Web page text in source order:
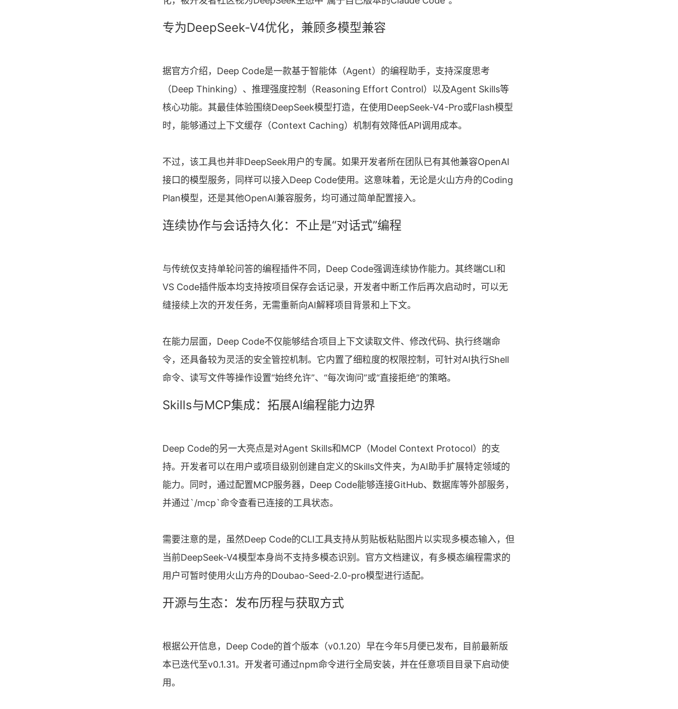
专为DeepSeek-V4优化，兼顾多模型兼容
据官方介绍，Deep Code是一款基于智能体（Agent）的编程助手，支持深度思考
（Deep Thinking）、推理强度控制（Reasoning Effort Control）以及Agent Skills等
核心功能。其最佳体验围绕DeepSeek模型打造，在使用DeepSeek-V4-Pro或Flash模型
时，能够通过上下文缓存（Context Caching）机制有效降低API调用成本。
不过，该工具也并非DeepSeek用户的专属。如果开发者所在团队已有其他兼容OpenAI
接口的模型服务，同样可以接入Deep Code使用。这意味着，无论是火山方舟的Coding
Plan模型，还是其他OpenAI兼容服务，均可通过简单配置接入。
连续协作与会话持久化：不止是“对话式”编程
与传统仅支持单轮问答的编程插件不同，Deep Code强调连续协作能力。其终端CLI和
VS Code插件版本均支持按项目保存会话记录，开发者中断工作后再次启动时，可以无
缝接续上次的开发任务，无需重新向AI解释项目背景和上下文。
在能力层面，Deep Code不仅能够结合项目上下文读取文件、修改代码、执行终端命
令，还具备较为灵活的安全管控机制。它内置了细粒度的权限控制，可针对AI执行Shell
命令、读写文件等操作设置“始终允许”、“每次询问”或“直接拒绝”的策略。
Skills与MCP集成：拓展AI编程能力边界
Deep Code的另一大亮点是对Agent Skills和MCP（Model Context Protocol）的支
持。开发者可以在用户或项目级别创建自定义的Skills文件夹，为AI助手扩展特定领域的
能力。同时，通过配置MCP服务器，Deep Code能够连接GitHub、数据库等外部服务，
并通过`/mcp`命令查看已连接的工具状态。
需要注意的是，虽然Deep Code的CLI工具支持从剪贴板粘贴图片以实现多模态输入，但
当前DeepSeek-V4模型本身尚不支持多模态识别。官方文档建议，有多模态编程需求的
用户可暂时使用火山方舟的Doubao-Seed-2.0-pro模型进行适配。
开源与生态：发布历程与获取方式
根据公开信息，Deep Code的首个版本（v0.1.20）早在今年5月便已发布，目前最新版
本已迭代至v0.1.31。开发者可通过npm命令进行全局安装，并在任意项目目录下启动使
用。